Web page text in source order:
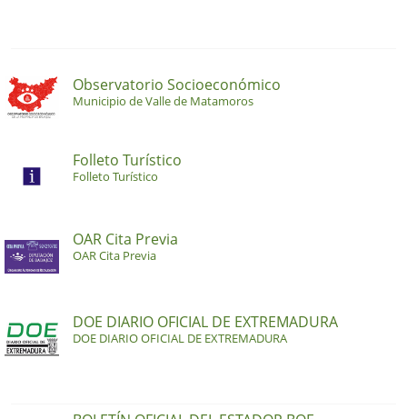
Observatorio Socioeconómico
Municipio de Valle de Matamoros
Folleto Turístico
Folleto Turístico
OAR Cita Previa
OAR Cita Previa
DOE DIARIO OFICIAL DE EXTREMADURA
DOE DIARIO OFICIAL DE EXTREMADURA